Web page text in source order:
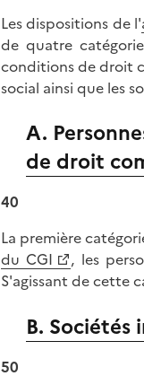
Les dispositions de l'
de quatre
conditions de droit
social ainsi que les
A.
de droit
40
La première
du CGI
, les
S'agissant de cette
B. Sociétés
50